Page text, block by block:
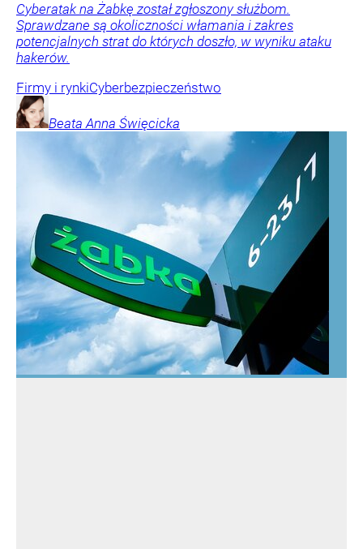
Cyberatak na Żabkę został zgłoszony służbom.
Sprawdzane są okoliczności włamania i zakres
potencjalnych strat do których doszło, w wyniku ataku
hakerów.
Firmy i rynkiCyberbezpieczeństwo
Beata Anna Święcicka